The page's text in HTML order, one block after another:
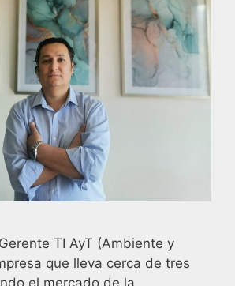
TI AyT (Ambiente y
que lleva cerca de tres